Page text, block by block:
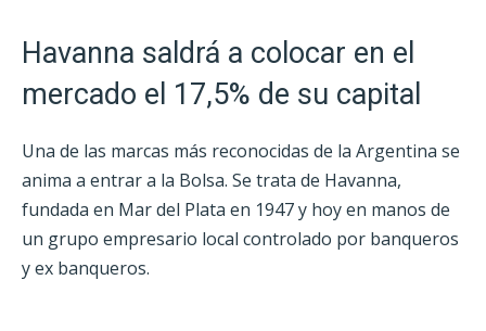
Havanna saldrá a colocar en el
mercado el 17,5% de su capital
Una de las marcas más reconocidas de la Argentina se
anima a entrar a la Bolsa. Se trata de Havanna,
fundada en Mar del Plata en 1947 y hoy en manos de
un grupo empresario local controlado por banqueros
y ex banqueros.